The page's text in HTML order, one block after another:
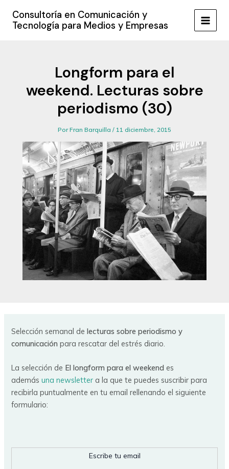
contenido
Consultoría en Comunicación y
Tecnología para Medios y Empresas
MAIN
Longform para el
weekend. Lecturas sobre
periodismo (30)
PorFran Barquilla / 11 diciembre, 2015
Selección semanal delecturas sobre periodismo y
comunicación para rescatar del estrés diario.
La selección de El longform para el weekend es
ademásuna newsletter a la que te puedes suscribir para
recibirla puntualmente en tu email rellenando el siguiente
formulario:
Escribe tu email